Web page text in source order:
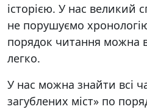
історією. У нас великий
не порушуємо
порядок читання можна
легко.
У нас можна знайти всі
загублених міст» по